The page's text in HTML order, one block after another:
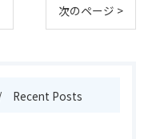
次のページ >
Recent Posts